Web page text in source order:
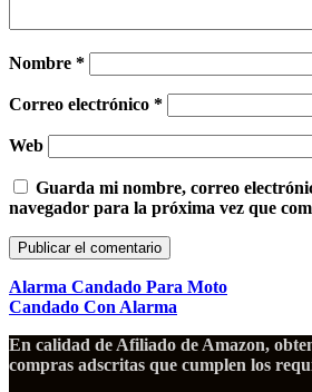
Nombre *
Correo electrónico *
Web
Guarda mi nombre, correo
navegador para la próxima vez que
Alarma Candado Para Moto
Candado Con Alarma
En calidad de Afiliado de Amazon,
compras adscritas que cumplen los